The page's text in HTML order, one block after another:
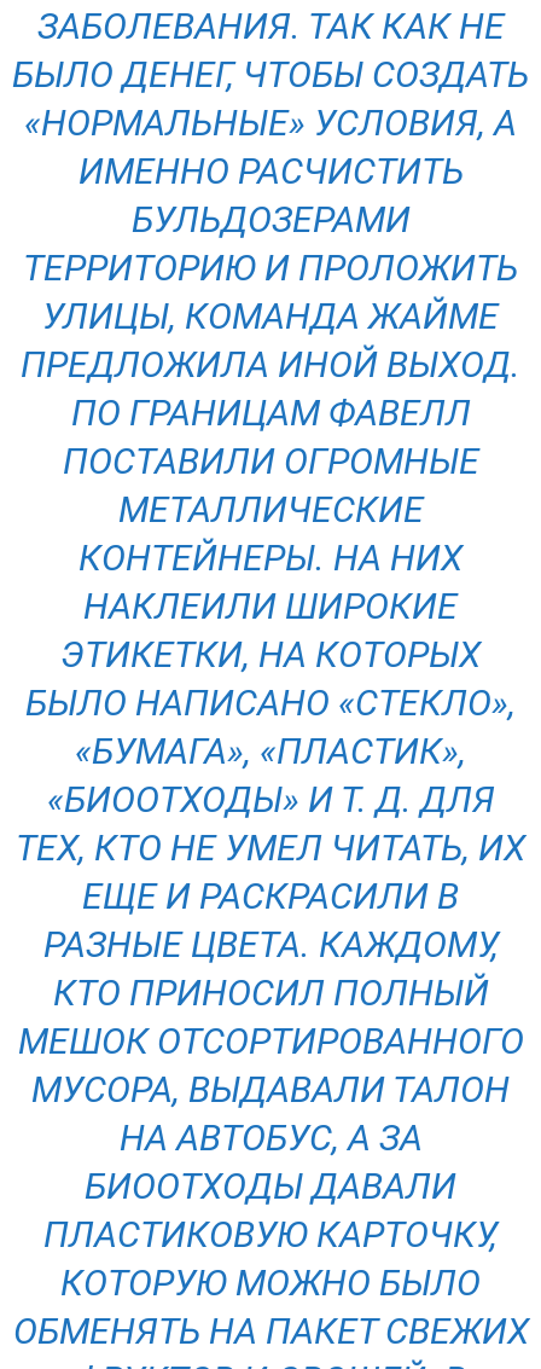
ЗАБОЛЕВАНИЯ. ТАК КАК НЕ
БЫЛО ДЕНЕГ, ЧТОБЫ СОЗДАТЬ
«НОРМАЛЬНЫЕ» УСЛОВИЯ, А
ИМЕННО РАСЧИСТИТЬ
БУЛЬДОЗЕРАМИ
ТЕРРИТОРИЮ И ПРОЛОЖИТЬ
УЛИЦЫ, КОМАНДА ЖАЙМЕ
ПРЕДЛОЖИЛА ИНОЙ ВЫХОД.
ПО ГРАНИЦАМ ФАВЕЛЛ
ПОСТАВИЛИ ОГРОМНЫЕ
МЕТАЛЛИЧЕСКИЕ
КОНТЕЙНЕРЫ. НА НИХ
НАКЛЕИЛИ ШИРОКИЕ
ЭТИКЕТКИ, НА КОТОРЫХ
БЫЛО НАПИСАНО «СТЕКЛО»,
«БУМАГА», «ПЛАСТИК»,
«БИООТХОДЫ» И Т. Д. ДЛЯ
ТЕХ, КТО НЕ УМЕЛ ЧИТАТЬ, ИХ
ЕЩЕ И РАСКРАСИЛИ В
РАЗНЫЕ ЦВЕТА. КАЖДОМУ,
КТО ПРИНОСИЛ ПОЛНЫЙ
МЕШОК ОТСОРТИРОВАННОГО
МУСОРА, ВЫДАВАЛИ ТАЛОН
НА АВТОБУС, А ЗА
БИООТХОДЫ ДАВАЛИ
ПЛАСТИКОВУЮ КАРТОЧКУ,
КОТОРУЮ МОЖНО БЫЛО
ОБМЕНЯТЬ НА ПАКЕТ СВЕЖИХ